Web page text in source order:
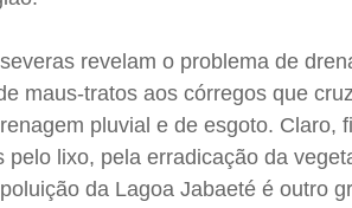
revelam o problema de
maus-tratos aos córregos que
pluvial e de esgoto. Claro,
pelo lixo, pela erradicação da
da Lagoa Jabaeté é outro